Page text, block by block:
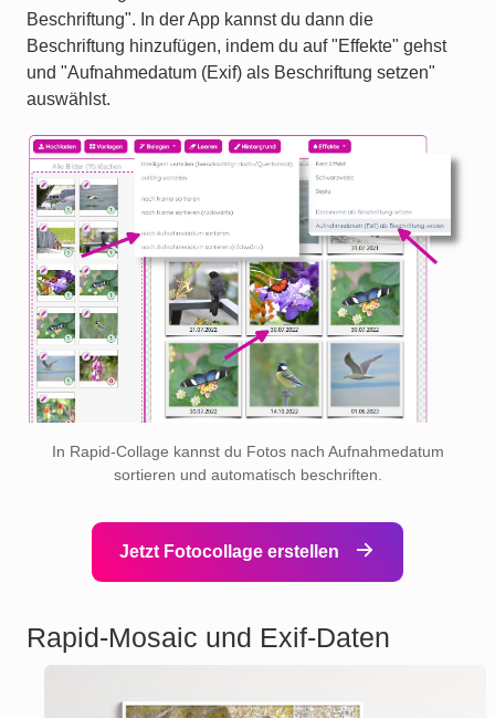
Beschriftung". In der App kannst du dann die
Beschriftung hinzufügen, indem du auf "Effekte" gehst
und "Aufnahmedatum (Exif) als Beschriftung setzen"
auswählst.
In Rapid-Collage kannst du Fotos nach Aufnahmedatum
sortieren und automatisch beschriften.
Jetzt Fotocollage erstellen
Rapid-Mosaic und Exif-Daten